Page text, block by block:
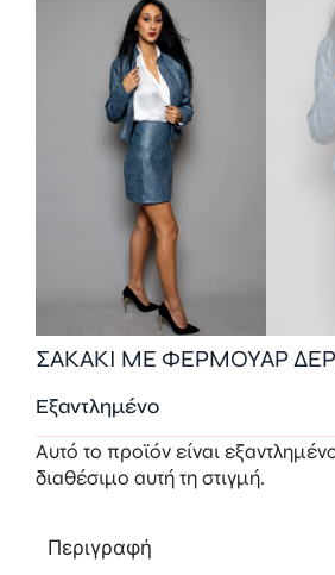
ΣΑΚΑΚΙ ΜΕ ΦΕΡΜΟΥΑΡ
Εξαντλημένο
Αυτό το προϊόν είναι
διαθέσιμο αυτή τη στιγμή.
Περιγραφή